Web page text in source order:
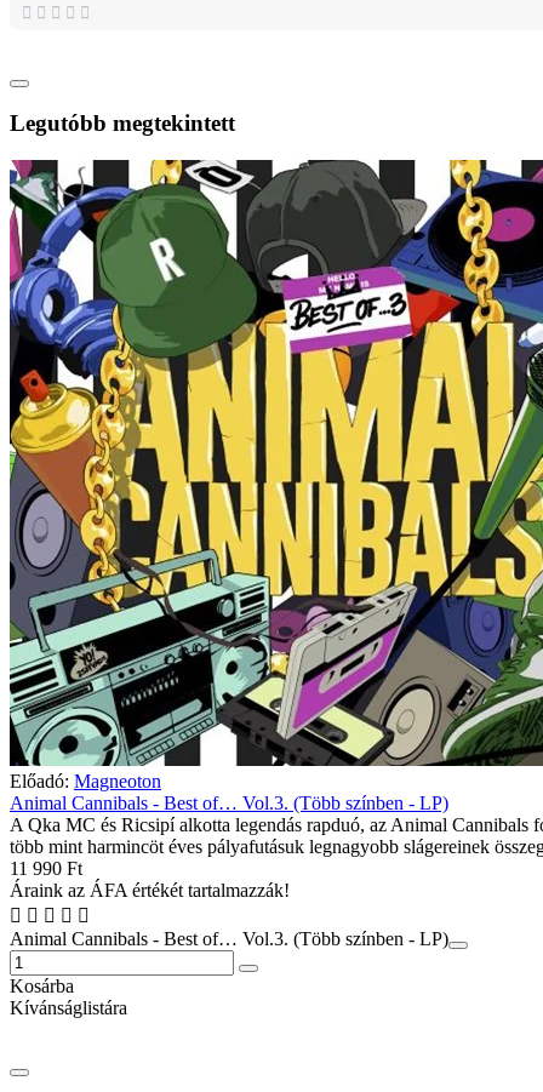
Legutóbb megtekintett
Előadó: Magneoton
Animal Cannibals - Best of… Vol.3. (Több színben - LP)
A Qka MC és Ricsipí alkotta legendás rapduó, az Animal Cannibals
több mint harmincöt éves pályafutásuk legnagyobb slágereinek
11 990 Ft
Áraink az ÁFA értékét tartalmazzák!
Animal Cannibals - Best of… Vol.3. (Több színben - LP)
Kosárba
Kívánságlistára